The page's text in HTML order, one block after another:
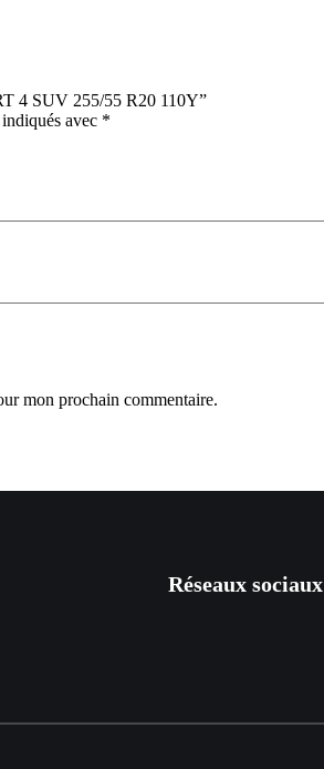
4 SUV 255/55 R20 110Y”
avec *
mon prochain commentaire.
Réseaux sociaux